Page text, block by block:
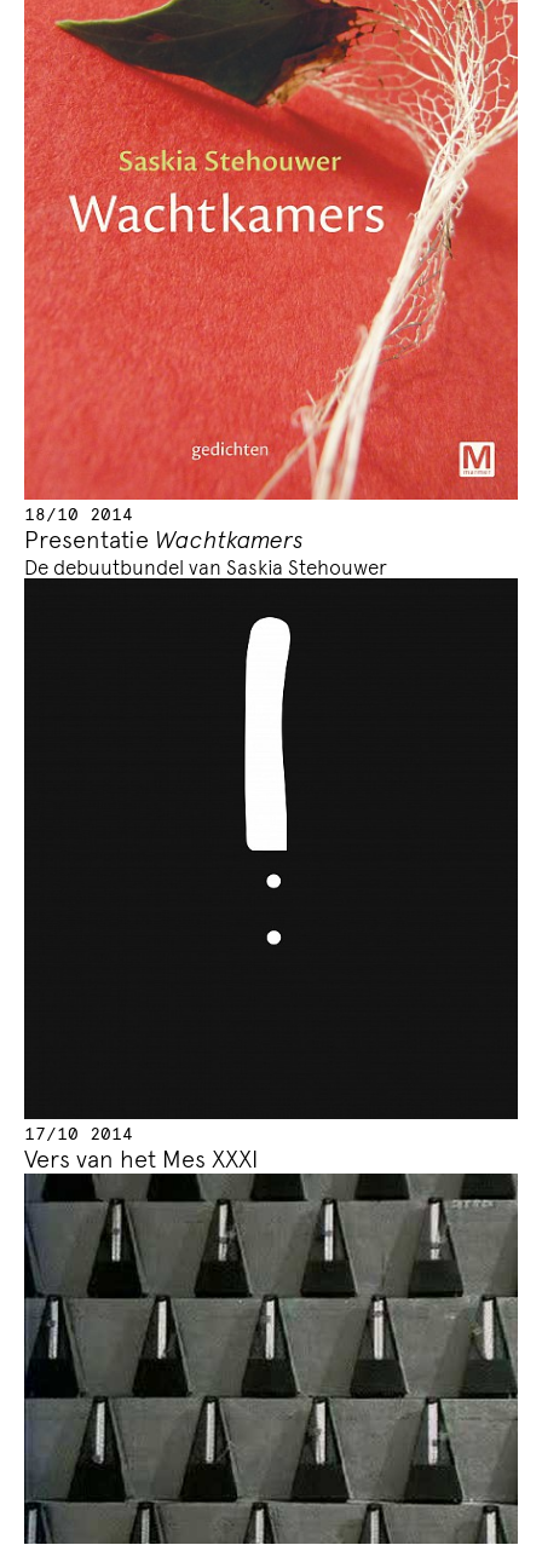
18/10 2014
Presentatie Wachtkamers
De debuutbundel van Saskia Stehouwer
17/10 2014
Vers van het Mes XXXI